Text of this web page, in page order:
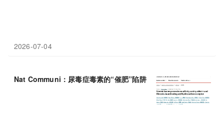
2026-07-04
Nat Communi：尿毒症毒素的“催肥”陷阱：同济大学余晨等揭示